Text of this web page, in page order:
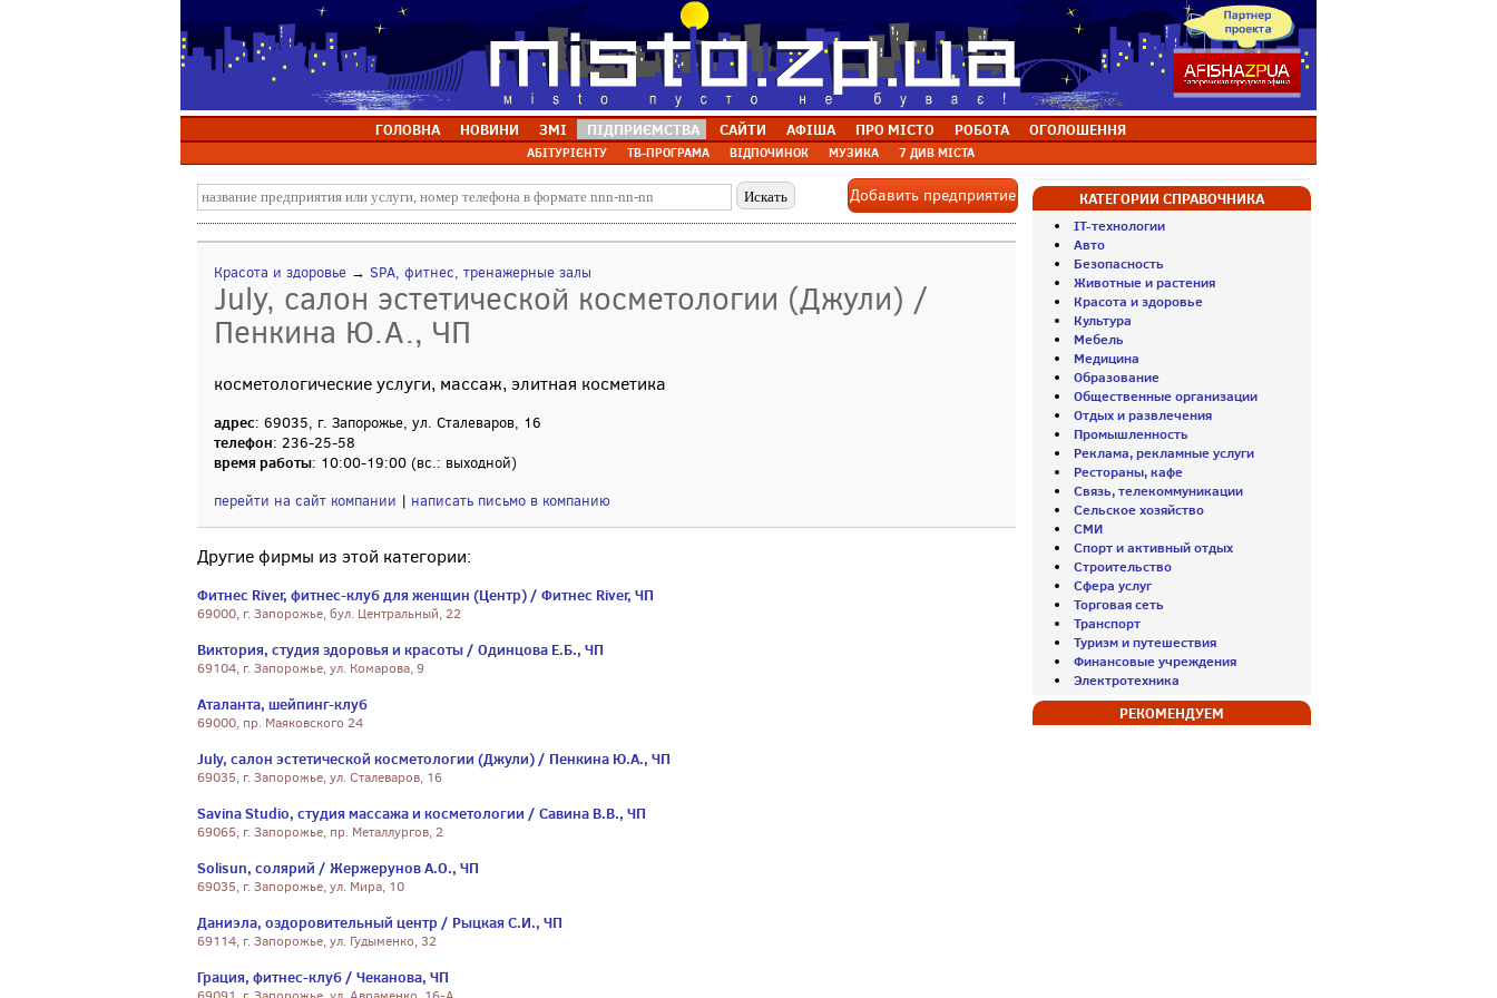
ГОЛОВНА НОВИНИ ЗМІ ПІДПРИЄМСТВА САЙТИ АФІША ПРО МІСТО РОБОТА ОГОЛОШЕННЯ
АБІТУРІЄНТУ ТВ-ПРОГРАМА ВІДПОЧИНОК МУЗИКА 7 ДИВ МІСТА
Добавить предприятие
Красота и здоровье → SPA, фитнес, тренажерные залы
July, салон эстетической косметологии (Джули) /
Пенкина Ю.А., ЧП
косметологические услуги, массаж, элитная косметика
адрес: 69035, г. Запорожье, ул. Сталеваров, 16
телефон: 236-25-58
время работы: 10:00-19:00 (вс.: выходной)
перейти на сайт компании | написать письмо в компанию
Другие фирмы из этой категории:
Фитнес River, фитнес-клуб для женщин (Центр) / Фитнес River, ЧП
69000, г. Запорожье, бул. Центральный, 22
Виктория, студия здоровья и красоты / Одинцова Е.Б., ЧП
69104, г. Запорожье, ул. Комарова, 9
Аталанта, шейпинг-клуб
69000, пр. Маяковского 24
July, салон эстетической косметологии (Джули) / Пенкина Ю.А., ЧП
69035, г. Запорожье, ул. Сталеваров, 16
Savina Studio, студия массажа и косметологии / Савина В.В., ЧП
69065, г. Запорожье, пр. Металлургов, 2
Solisun, солярий / Жержерунов А.О., ЧП
69035, г. Запорожье, ул. Мира, 10
Даниэла, оздоровительный центр / Рыцкая С.И., ЧП
69114, г. Запорожье, ул. Гудыменко, 32
Грация, фитнес-клуб / Чеканова, ЧП
КАТЕГОРИИ СПРАВОЧНИКА
IT-технологии
Авто
Безопасность
Животные и растения
Красота и здоровье
Культура
Мебель
Медицина
Образование
Общественные организации
Отдых и развлечения
Промышленность
Реклама, рекламные услуги
Рестораны, кафе
Связь, телекоммуникации
Сельское хозяйство
СМИ
Спорт и активный отдых
Строительство
Сфера услуг
Торговая сеть
Транспорт
Туризм и путешествия
Финансовые учреждения
Электротехника
РЕКОМЕНДУЕМ